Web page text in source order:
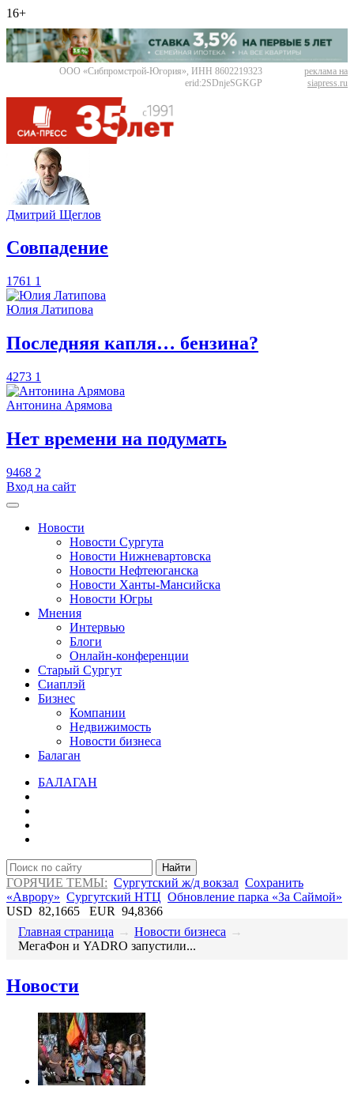
16+
ООО «Сибпромстрой-Югория», ИНН 8602219323
erid:2SDnjeSGKGP
реклама на
siapress.ru
Дмитрий Щеглов
​Совпадение
1761 1
Юлия Латипова
​Последняя капля… бензина?
4273 1
Антонина Арямова
​Нет времени на подумать
9468 2
Вход на сайт
Новости
Новости Сургута
Новости Нижневартовска
Новости Нефтеюганска
Новости Ханты-Мансийска
Новости Югры
Мнения
Интервью
Блоги
Онлайн-конференции
Старый Сургут
Сиаплэй
Бизнес
Компании
Недвижимость
Новости бизнеса
Балаган
БАЛАГАН
Найти
ГОРЯЧИЕ ТЕМЫ: Сургутский ж/д вокзал Сохранить
«Аврору» Сургутский НТЦ Обновление парка «За Саймой»
USD 82,1665 EUR 94,8366
Главная страница → Новости бизнеса →
​МегаФон и YADRO запустили...
Новости